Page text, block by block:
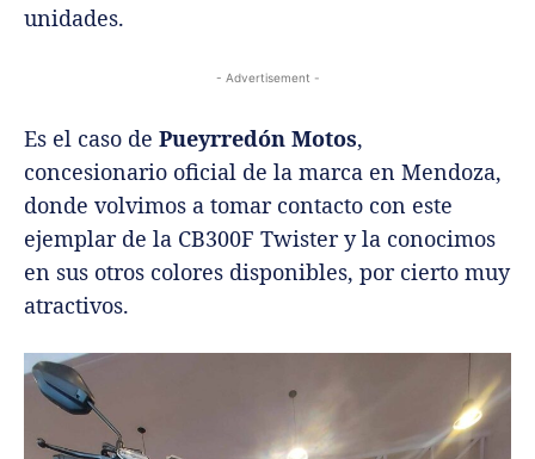
unidades.
- Advertisement -
Es el caso de Pueyrredón Motos,
concesionario oficial de la marca en Mendoza,
donde volvimos a tomar contacto con este
ejemplar de la CB300F Twister y la conocimos
en sus otros colores disponibles, por cierto muy
atractivos.